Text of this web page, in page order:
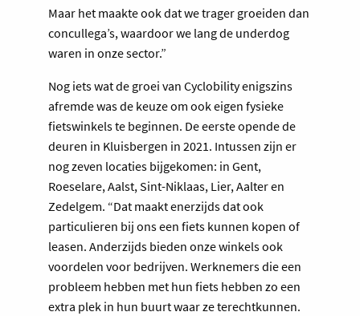
Maar het maakte ook dat we trager groeiden dan
concullega’s, waardoor we lang de underdog
waren in onze sector.”
Nog iets wat de groei van Cyclobility enigszins
afremde was de keuze om ook eigen fysieke
fietswinkels te beginnen. De eerste opende de
deuren in Kluisbergen in 2021. Intussen zijn er
nog zeven locaties bijgekomen: in Gent,
Roeselare, Aalst, Sint-Niklaas, Lier, Aalter en
Zedelgem. “Dat maakt enerzijds dat ook
particulieren bij ons een fiets kunnen kopen of
leasen. Anderzijds bieden onze winkels ook
voordelen voor bedrijven. Werknemers die een
probleem hebben met hun fiets hebben zo een
extra plek in hun buurt waar ze terechtkunnen.